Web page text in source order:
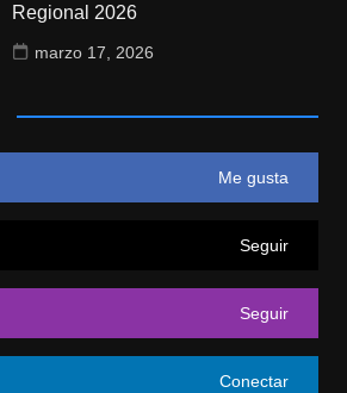
Regional 2026
marzo 17, 2026
Me gusta
Seguir
Seguir
Conectar